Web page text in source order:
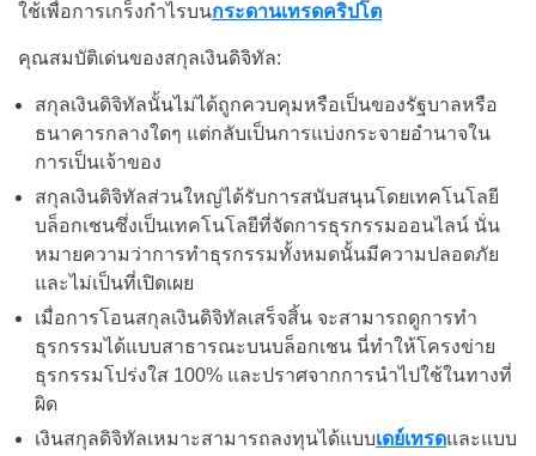
ใช้เพื่อการเกร็งกำไรบนกระดานเทรดคริปโต
คุณสมบัติเด่นของสกุลเงินดิจิทัล:
สกุลเงินดิจิทัลนั้นไม่ได้ถูกควบคุมหรือเป็นของรัฐบาลหรือ
ธนาคารกลางใดๆ แต่กลับเป็นการแบ่งกระจายอำนาจใน
การเป็นเจ้าของ
สกุลเงินดิจิทัลส่วนใหญ่ได้รับการสนับสนุนโดยเทคโนโลยี
บล็อกเชนซึ่งเป็นเทคโนโลยีที่จัดการธุรกรรมออนไลน์ นั่น
หมายความว่าการทำธุรกรรมทั้งหมดนั้นมีความปลอดภัย
และไม่เป็นที่เปิดเผย
เมื่อการโอนสกุลเงินดิจิทัลเสร็จสิ้น จะสามารถดูการทำ
ธุรกรรมได้แบบสาธารณะบนบล็อกเชน นี่ทำให้โครงข่าย
ธุรกรรมโปร่งใส 100% และปราศจากการนำไปใช้ในทางที่
ผิด
เงินสกุลดิจิทัลเหมาะสามารถลงทุนได้แบบเดย์เทรดและแบบ